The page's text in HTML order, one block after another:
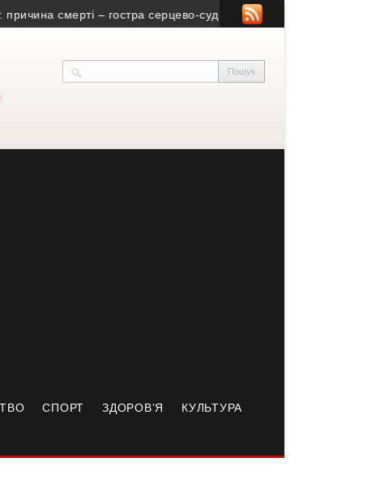
смерті – гостра серцево-судинна недостатність
СПОРТ ЗДОРОВ’Я КУЛЬТУРА